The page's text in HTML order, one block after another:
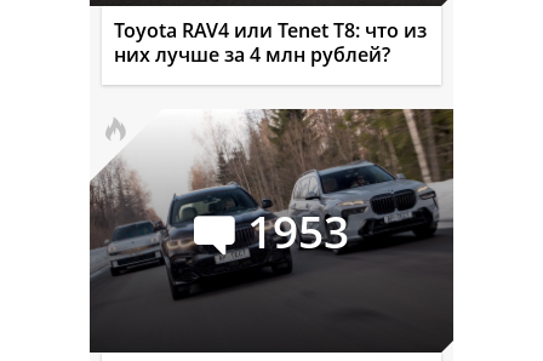
Toyota RAV4 или Tenet T8: что из
них лучше за 4 млн рублей?
1953